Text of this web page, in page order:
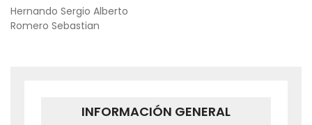
NAVEGACIÓN
Hernando Sergio Alberto
Romero Sebastian
INFORMACIÓN GENERAL